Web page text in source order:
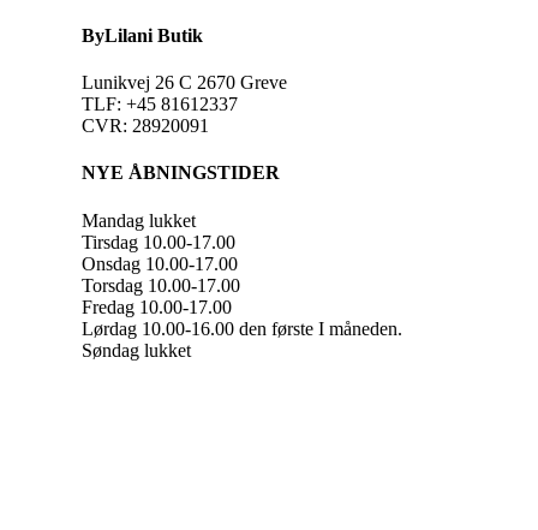
ByLilani Butik
Lunikvej 26 C 2670 Greve
TLF: +45 81612337
CVR: 28920091
NYE ÅBNINGSTIDER
Mandag lukket
Tirsdag 10.00-17.00
Onsdag 10.00-17.00
Torsdag 10.00-17.00
Fredag 10.00-17.00
Lørdag 10.00-16.00 den første I måneden.
Søndag lukket